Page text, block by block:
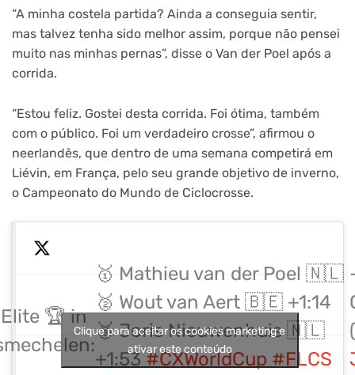
“A minha costela partida? Ainda a conseguia sentir,
mas talvez tenha sido melhor assim, porque não pensei
muito nas minhas pernas”, disse o Van der Poel após a
corrida.
“Estou feliz. Gostei desta corrida. Foi ótima, também
com o público. Foi um verdadeiro crosse”, afirmou o
neerlandês, que dentro de uma semana competirá em
Liévin, em França, pelo seu grande objetivo de inverno,
o Campeonato do Mundo de Ciclocrosse.
🏆 in
🥇 Mathieu van der Poel 🇳🇱
🥈 Wout van Aert 🇧🇪 +1:14
🥉 Joris Nieuwenhuis 🇳🇱
+1:53#CXWorldCup #FLCS
Clique para aceitar os cookies marketing e
ativar este conteúdo